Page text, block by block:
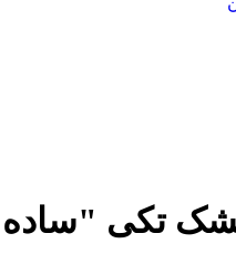
خشک تکی